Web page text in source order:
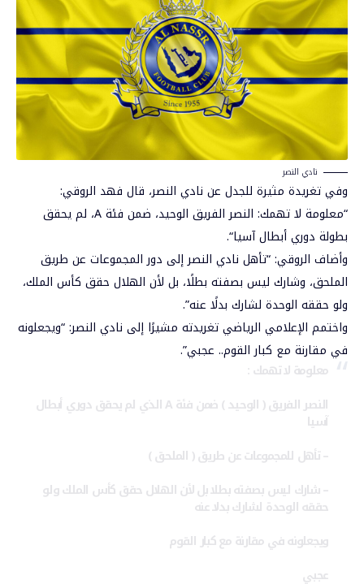
نادي النصر
وفي تغريدة مثيرة للجدل عن نادي النصر، قال فهد الروقي:
“معلومة لا تهمك: النصر الفريق الوحيد، ضمن فئة A، لم يحقق
بطولة دوري أبطال آسيا“.
وأضاف الروقي: “تأهل نادي النصر إلى دور المجموعات عن طريق
الملحق، وشارك ليس بصفته بطلًا، بل لأن الهلال حقق كأس الملك،
ولو حققه الوحدة لشارك بدلًا عنه”.
واختمم الإعلامي الرياضي تغريدته مشيرًا إلى نادي النصر: “ويجعلونه
في مقارنة مع كبار القوم.. عجبي”.
معلومة لا تهمك :
النصر الفريق ( الوحيد ) ضمن فئة A الذي لم يحقق دوري أبطال
آسيا
– تأهل للمجموعات عن طريق ( الملحق )
– شارك ليس بصفته بطلا بل لأن الهلال حقق كأس الملك ولو
حققه الوحدة لشارك بدلا عنه
ويجعلونه في مقارنة مع كبار القوم
عجبي